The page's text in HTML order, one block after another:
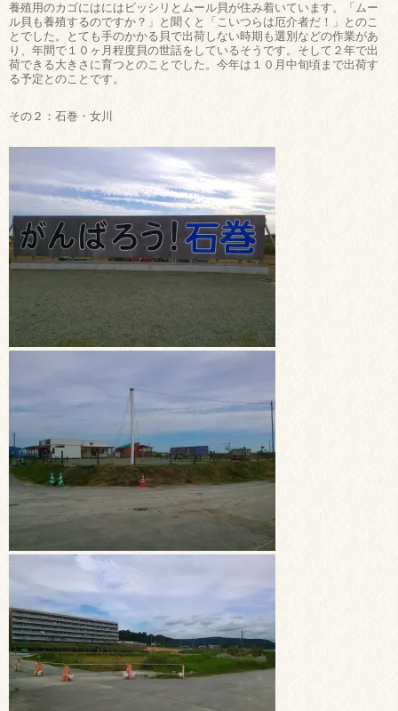
養殖用のカゴにはにはビッシリとムール貝が住み着いています。「ムー
ル貝も養殖するのですか？」と聞くと「こいつらは厄介者だ！」とのこ
とでした。とても手のかかる貝で出荷しない時期も選別などの作業があ
り、年間で１０ヶ月程度貝の世話をしているそうです。そして２年で出
荷できる大きさに育つとのことでした。今年は１０月中旬頃まで出荷す
る予定とのことです。
その２：石巻・女川